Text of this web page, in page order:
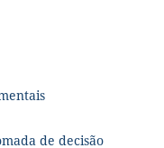
de decisão